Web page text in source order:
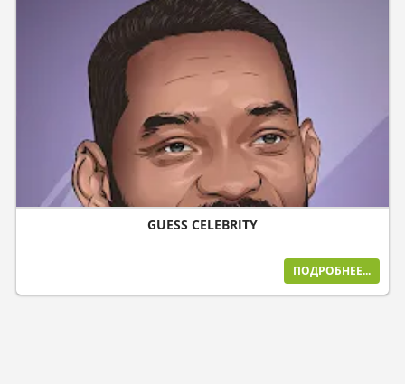
GUESS CELEBRITY
ПОДРОБНЕЕ...